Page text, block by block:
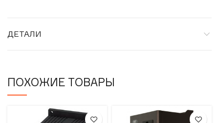
ДЕТАЛИ
ПОХОЖИЕ ТОВАРЫ